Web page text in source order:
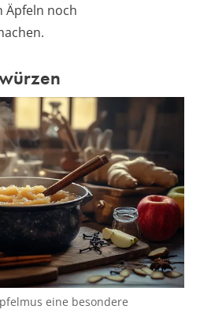
Äpfeln noch
eine besondere